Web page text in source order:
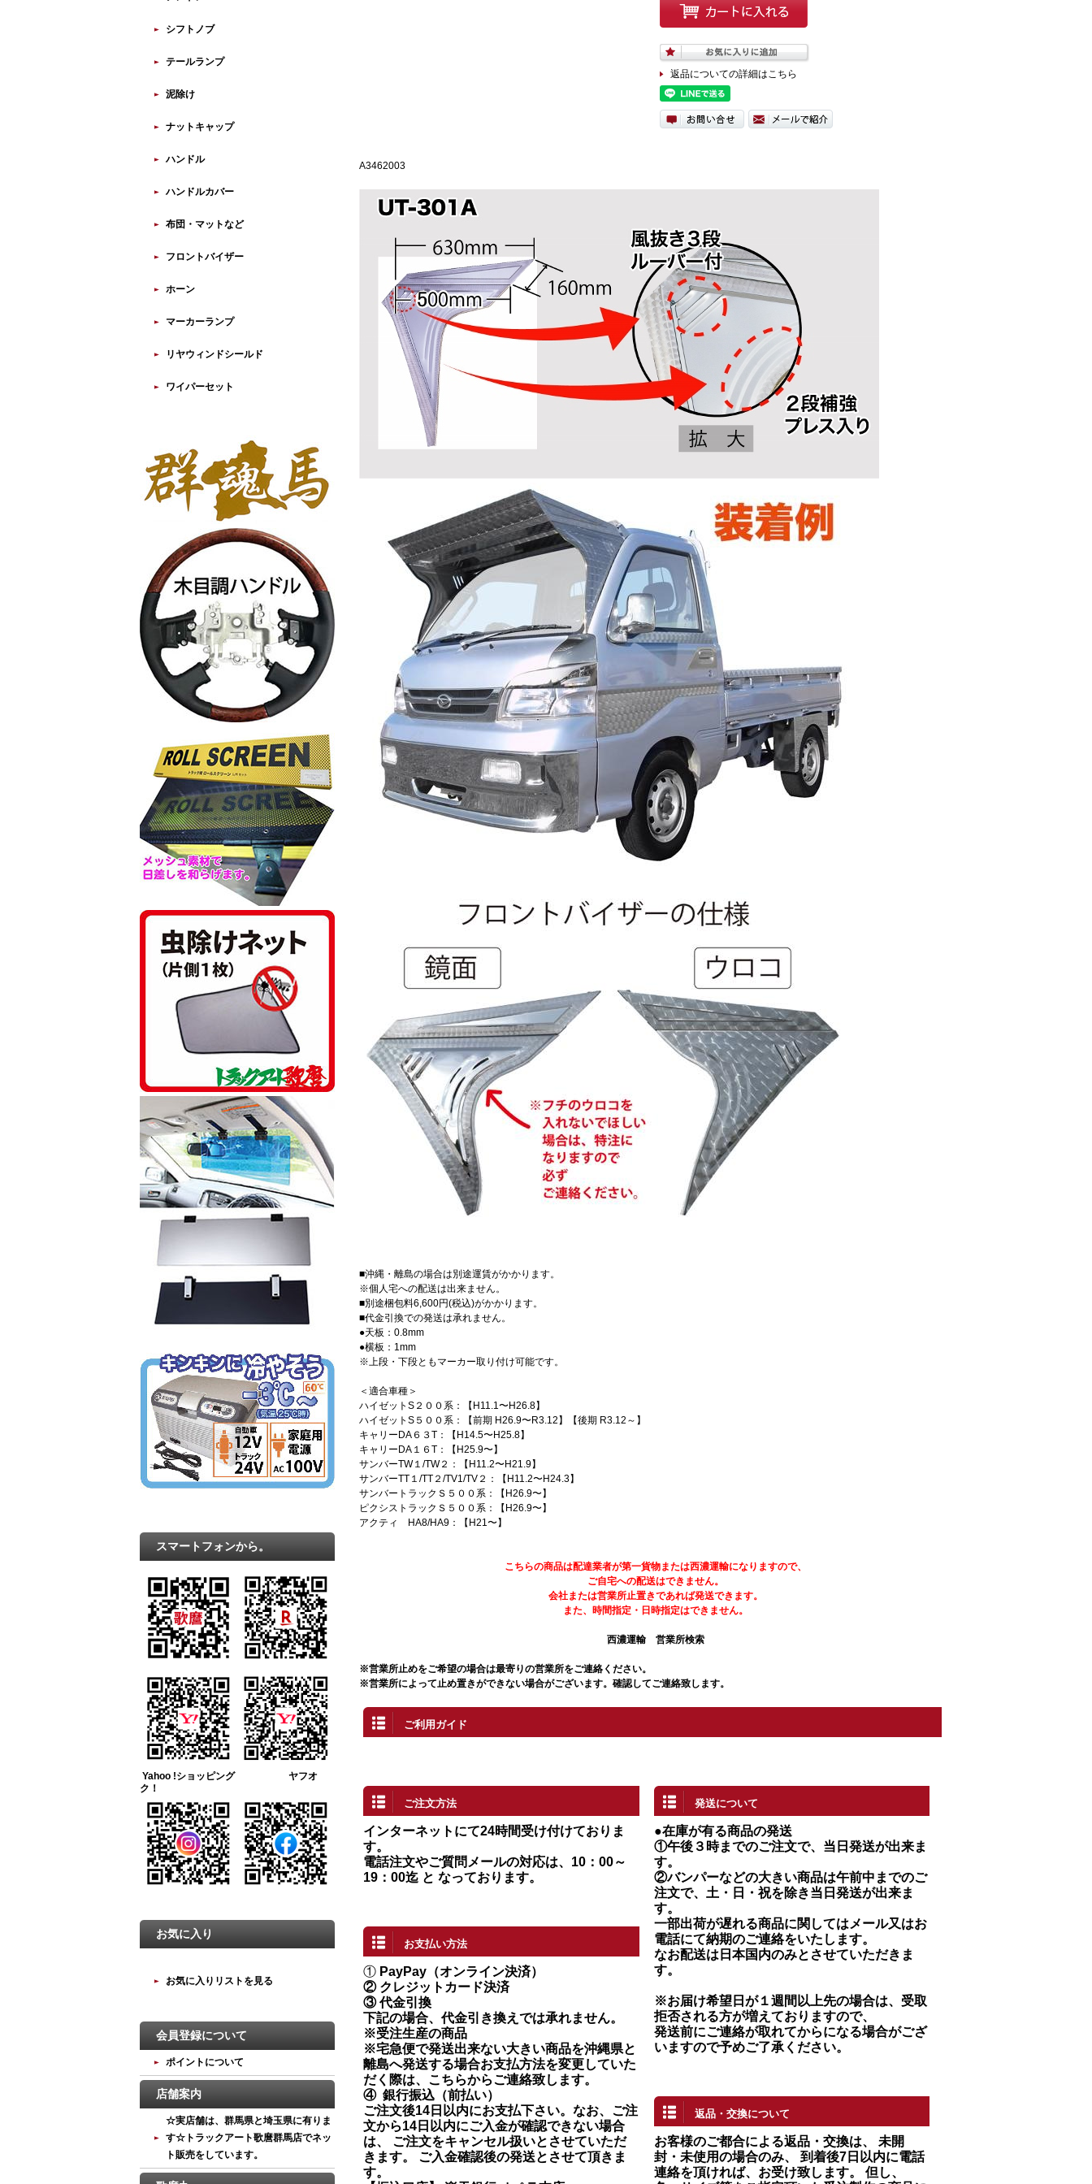
返品についての詳細はこちら
A3462003
■沖縄・離島の場合は別途運賃がかかります。
※個人宅への配送は出来ません。
■別途梱包料6,600円(税込)がかかります。
■代金引換での発送は承れません。
●天板：0.8mm
●横板：1mm
※上段・下段ともマーカー取り付け可能です。
＜適合車種＞
ハイゼットS２００系：【H11.1〜H26.8】
ハイゼットS５００系：【前期 H26.9〜R3.12】【後期 R3.12～】
キャリーDA６３T：【H14.5〜H25.8】
キャリーDA１６T：【H25.9〜】
サンバーTW１/TW２：【H11.2〜H21.9】
サンバーTT１/TT２/TV1/TV２：【H11.2〜H24.3】
サンバートラックＳ５００系：【H26.9〜】
ピクシストラックＳ５００系：【H26.9〜】
アクティ HA8/HA9：【H21〜】
こちらの商品は配達業者が第一貨物または西濃運輸になりますので、
ご自宅への配送はできません。
会社または営業所止置きであれば発送できます。
また、時間指定・日時指定はできません。
西濃運輸 営業所検索
※営業所止めをご希望の場合は最寄りの営業所をご連絡ください。
※営業所によって止め置きができない場合がございます。確認してご連絡致します。
ご利用ガイド
ご注文方法
インターネットにて24時間受け付けておりま
す。
電話注文やご質問メールの対応は、10：00～
19：00迄 と なっております。
お支払い方法
① PayPay（オンライン決済）
②クレジットカード決済
③ 代金引換
下記の場合、代金引き換えでは承れません。
※受注生産の商品
※宅急便で発送出来ない大きい商品を沖縄県と
離島へ発送する場合お支払方法を変更していた
だく際は、こちらからご連絡致します。
④ 銀行振込（前払い）
ご注文後14日以内にお支払下さい。なお、ご注
文から14日以内にご入金が確認できない場合
は、 ご注文をキャンセル扱いとさせていただ
きます。 ご入金確認後の発送とさせて頂きま
す。
発送について
●在庫が有る商品の発送
①午後３時までのご注文で、当日発送が出来ま
す。
②バンパーなどの大きい商品は午前中までのご
注文で、土・日・祝を除き当日発送が出来ま
す。
一部出荷が遅れる商品に関してはメール又はお
電話にて納期のご連絡をいたします。
なお配送は日本国内のみとさせていただきま
す。
※お届け希望日が１週間以上先の場合は、受取
拒否される方が増えておりますので、
発送前にご連絡が取れてからになる場合がござ
いますので予めご了承ください。
返品・交換について
お客様のご都合による返品・交換は、 未開
封・未使用の場合のみ、 到着後7日以内に電話
連絡を頂ければ、お受け致します。 但し、
シフトノブ
テールランプ
泥除け
ナットキャップ
ハンドル
ハンドルカバー
布団・マットなど
フロントバイザー
ホーン
マーカーランプ
リヤウィンドシールド
ワイパーセット
スマートフォンから。
Yahoo !ショッピング ヤフオ
ク！
お気に入り
お気に入りリストを見る
会員登録について
ポイントについて
店舗案内
☆実店舗は、群馬県と埼玉県に有りま
す☆トラックアート歌麿群馬店でネッ
ト販売をしています。